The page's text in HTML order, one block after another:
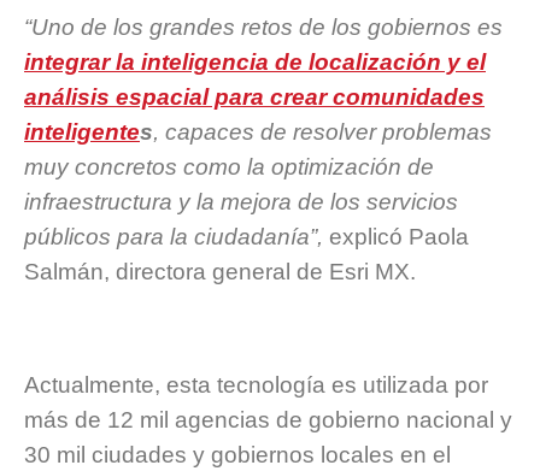
“Uno de los grandes retos de los gobiernos es
integrar la inteligencia de localización y el
análisis espacial para crear comunidades
inteligentes, capaces de resolver problemas
muy concretos como la optimización de
infraestructura y la mejora de los servicios
públicos para la ciudadanía”, explicó Paola
Salmán, directora general de Esri MX.
Actualmente, esta tecnología es utilizada por
más de 12 mil agencias de gobierno nacional y
30 mil ciudades y gobiernos locales en el